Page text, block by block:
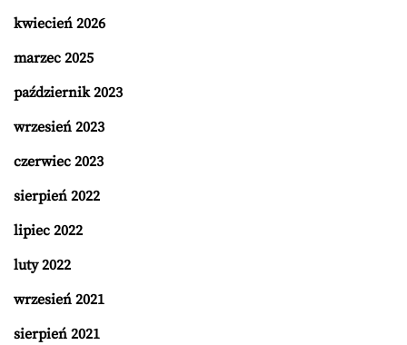
kwiecień 2026
marzec 2025
październik 2023
wrzesień 2023
czerwiec 2023
sierpień 2022
lipiec 2022
luty 2022
wrzesień 2021
sierpień 2021